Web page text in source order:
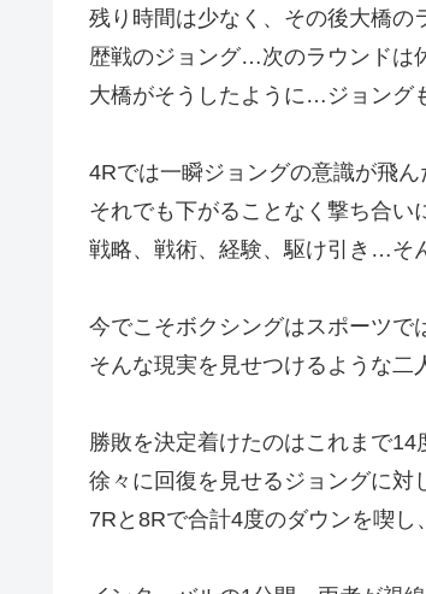
残り時間は少なく、その後大橋の
歴戦のジョング…次のラウンドは
大橋がそうしたように…ジョング
4Rでは一瞬ジョングの意識が飛
それでも下がることなく撃ち合い
戦略、戦術、経験、駆け引き…そ
今でこそボクシングはスポーツで
そんな現実を見せつけるような二
勝敗を決定着けたのはこれまで14
徐々に回復を見せるジョングに対
7Rと8Rで合計4度のダウンを喫し